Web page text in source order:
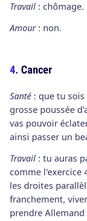
Travail : chômage.
Amour: non.
Cancer
Santé : que tu
grosse poussée
vas pouvoir
ainsi passer un
Travail : tu auras
comme l'exercice
les droites
franchement,
prendre Allemand